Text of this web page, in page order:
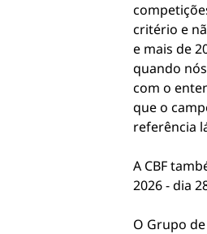
critério e
e mais de
quando
com o
que o
referência
A CBF
2026 - dia
O Grupo